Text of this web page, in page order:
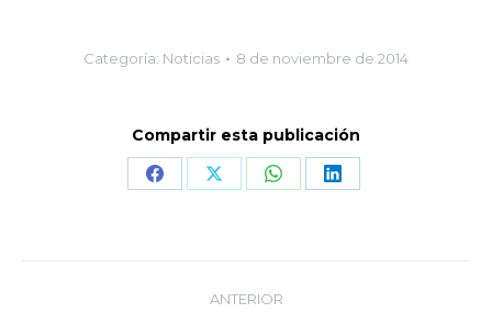
Categoría: Noticias 8 de noviembre de 2014
Compartir esta publicación
Share Share Share Share
Navegación
ANTERIOR